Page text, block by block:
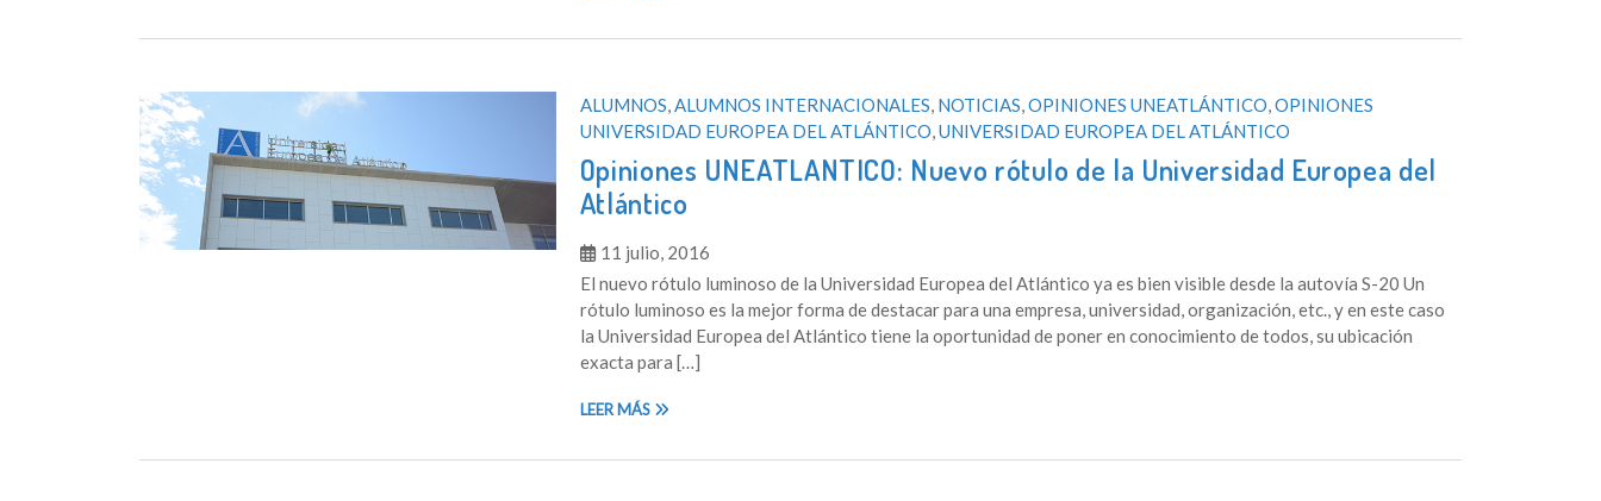
ALUMNOS,ALUMNOS INTERNACIONALES, NOTICIAS,OPINIONES UNEATLÁNTICO,OPINIONES
UNIVERSIDAD EUROPEA DEL ATLÁNTICO,UNIVERSIDAD EUROPEA DEL ATLÁNTICO
Opiniones UNEATLANTICO: Nuevo rótulo de la Universidad Europea del
Atlántico
11 julio, 2016
El nuevo rótulo luminoso de la Universidad Europea del Atlántico ya es bien visible desde la autovía S-20 Un
rótulo luminoso es la mejor forma de destacar para una empresa, universidad, organización, etc., y en este caso
la Universidad Europea del Atlántico tiene la oportunidad de poner en conocimiento de todos, su ubicación
exacta para […]
LEER MÁS